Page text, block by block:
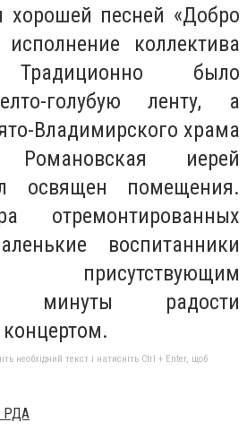
хорошей песней «Добро
коллектива
Традиционно было
голубую ленту, а
Владимирского храма
иерей
освящен помещения.
отремонтированных
воспитанники
минуты радости
необхідний текст і натисніть Ctrl + Enter, щоб
РДА